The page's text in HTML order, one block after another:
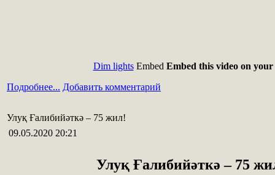
Dim lightsEmbed Embed this video on your
Подробнее... Добавить комментарий
Улуқ Ғалибийәткә – 75 жил!
09.05.2020 20:21
Улуқ Ғалибийәткә – 75